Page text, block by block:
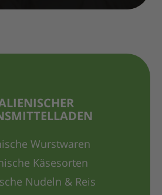
Wurstwaren
Käsesorten
Nudeln & Reis